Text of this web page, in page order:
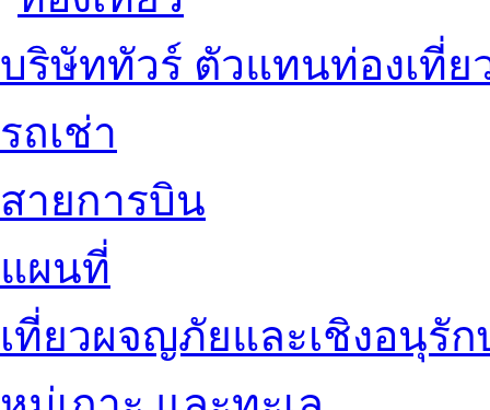
บริษัททัวร์ ตัวแทนท่องเที่ย
รถเช่า
สายการบิน
แผนที่
เที่ยวผจญภัยและเชิงอนุรัก